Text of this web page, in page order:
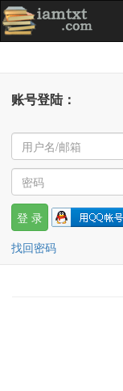
账号登陆：
找回密码